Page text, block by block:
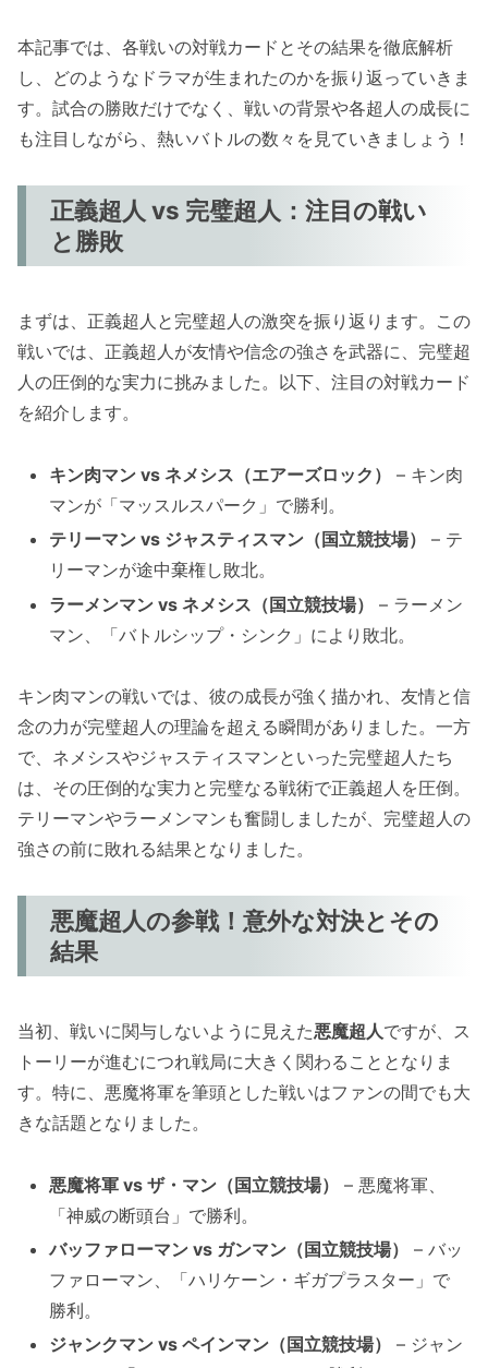
本記事では、各戦いの対戦カードとその結果を徹底解析
し、どのようなドラマが生まれたのかを振り返っていきま
す。試合の勝敗だけでなく、戦いの背景や各超人の成長に
も注目しながら、熱いバトルの数々を見ていきましょう！
正義超人 vs 完璧超人：注目の戦い
と勝敗
まずは、正義超人と完璧超人の激突を振り返ります。この
戦いでは、正義超人が友情や信念の強さを武器に、完璧超
人の圧倒的な実力に挑みました。以下、注目の対戦カード
を紹介します。
キン肉マン vs ネメシス（エアーズロック）
– キン肉
マンが「マッスルスパーク」で勝利。
テリーマン vs ジャスティスマン（国立競技場）
– テ
リーマンが途中棄権し敗北。
ラーメンマン vs ネメシス（国立競技場）
– ラーメン
マン、「バトルシップ・シンク」により敗北。
キン肉マンの戦いでは、彼の成長が強く描かれ、友情と信
念の力が完璧超人の理論を超える瞬間がありました。一方
で、ネメシスやジャスティスマンといった完璧超人たち
は、その圧倒的な実力と完璧なる戦術で正義超人を圧倒。
テリーマンやラーメンマンも奮闘しましたが、完璧超人の
強さの前に敗れる結果となりました。
悪魔超人の参戦！意外な対決とその
結果
当初、戦いに関与しないように見えた悪魔超人ですが、ス
トーリーが進むにつれ戦局に大きく関わることとなりま
す。特に、悪魔将軍を筆頭とした戦いはファンの間でも大
きな話題となりました。
悪魔将軍 vs ザ・マン（国立競技場）
– 悪魔将軍、
「神威の断頭台」で勝利。
バッファローマン vs ガンマン（国立競技場）
– バッ
ファローマン、「ハリケーン・ギガプラスター」で
勝利。
ジャンクマン vs ペインマン（国立競技場）
– ジャン